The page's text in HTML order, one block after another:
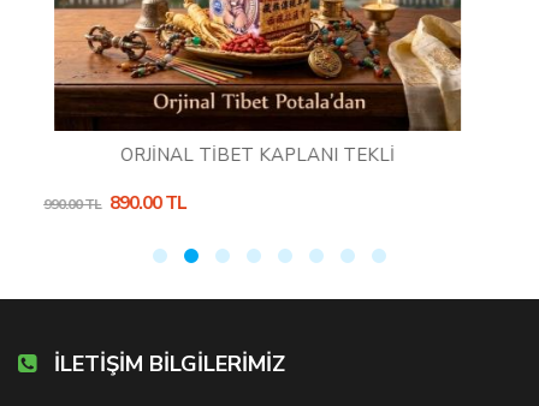
KAPLANI TEKLİ Lotus Erkek Macunu
İLETİŞİM BİLGİLERİMİZ